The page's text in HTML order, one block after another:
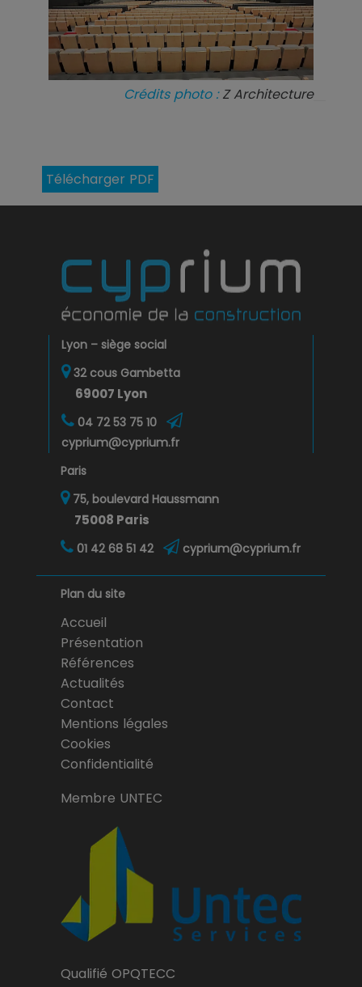
Crédits photo : Z Architecture
Télécharger PDF
Lyon – siège social
32 cous Gambetta
69007 Lyon
04 72 53 75 10
cyprium@cyprium.fr
Paris
75, boulevard Haussmann
75008 Paris
01 42 68 51 42 cyprium@cyprium.fr
Plan du site
Accueil
Présentation
Références
Actualités
Contact
Mentions légales
Cookies
Confidentialité
Membre UNTEC
Qualifié OPQTECC